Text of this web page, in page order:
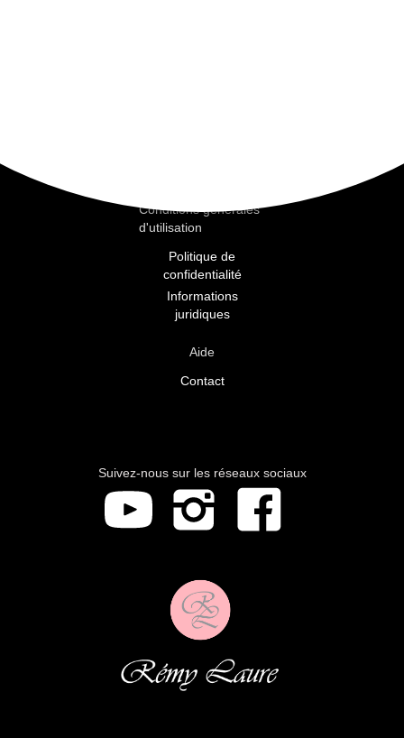
Conditions générales
d'utilisation
Politique de
confidentialité
Informations
juridiques
Aide
Contact
Suivez-nous sur les réseaux sociaux